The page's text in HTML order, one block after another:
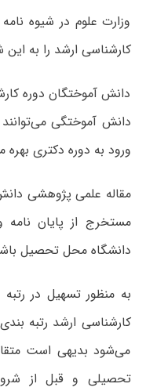
وزارت علوم در شیوه
کارشناسی ارشد را به این
دانش آموختگان دوره
دانش آموختگی
ورود به دوره دکتری بهره
مقاله علمی پژوهشی
مستخرج از پایان
دانشگاه محل تحصیل
به منظور تسهیل در
کارشناسی ارشد رتبه
می‌شود بدیهی است
تحصیلی و قبل از